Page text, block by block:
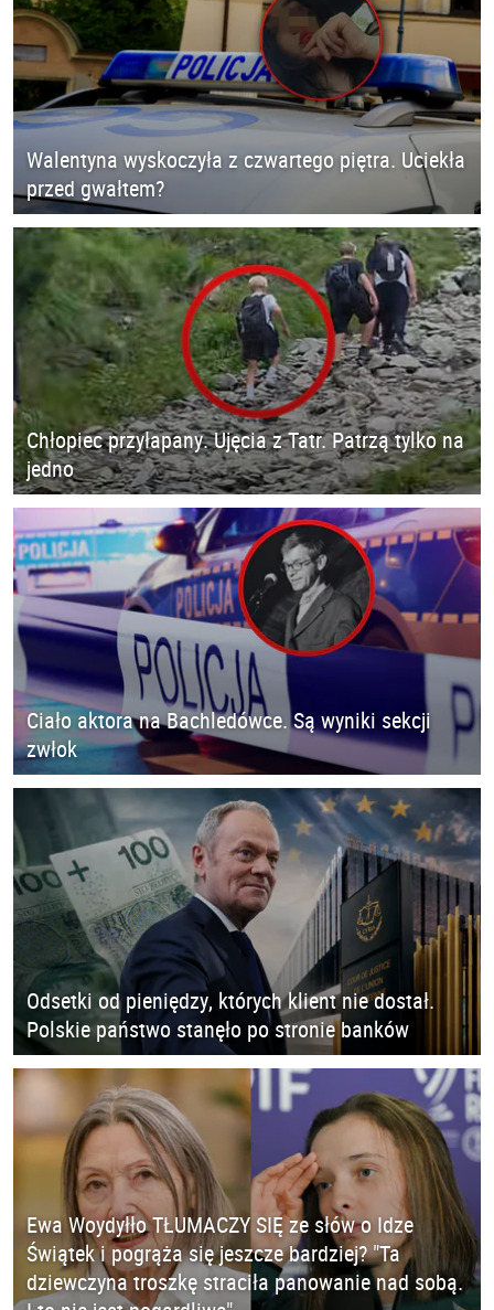
Walentyna wyskoczyła z czwartego piętra. Uciekła
przed gwałtem?
Chłopiec przyłapany. Ujęcia z Tatr. Patrzą tylko na
jedno
Ciało aktora na Bachledówce. Są wyniki sekcji
zwłok
Odsetki od pieniędzy, których klient nie dostał.
Polskie państwo stanęło po stronie banków
Ewa Woydyłło TŁUMACZY SIĘ ze słów o Idze
Świątek i pogrąża się jeszcze bardziej? "Ta
dziewczyna troszkę straciła panowanie nad sobą.